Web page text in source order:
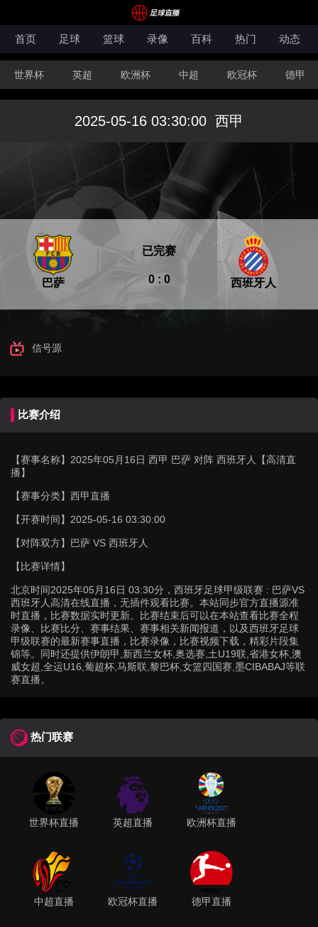
首页 足球 篮球 录像 百科 热门 动态
世界杯 英超 欧洲杯 中超 欧冠杯 德甲
CBA FIBA洲际杯
2025-05-16 03:30:00 西甲
巴萨 0 : 0
已完赛
西班牙人
信号源
比赛介绍
【赛事名称】 2025年05月16日 西甲 巴萨 对阵 西班牙人【高清直
播】
【赛事分类】 西甲直播
【开赛时间】 2025-05-16 03:30:00
【对阵双方】 巴萨 VS 西班牙人
【比赛详情】
北京时间2025年05月16日 03:30分，西班牙足球甲级联赛 : 巴萨VS
西班牙人高清在线直播，无插件观看比赛。本站同步官方直播源准
时直播，比赛数据实时更新。比赛结束后可以在本站查看比赛全程
录像、比赛比分、赛事结果、赛事相关新闻报道，以及西班牙足球
甲级联赛的最新赛事直播，比赛录像，比赛视频下载，精彩片段集
锦等。同时还提供伊朗甲,新西兰女杯,奥选赛,土U19联,省港女杯,澳
威女超,全运U16,葡超杯,马斯联,黎巴杯,女篮四国赛,墨CIBABAJ等联
赛直播。
热门联赛
世界杯直播 英超直播 欧洲杯直播
中超直播 欧冠杯直播 德甲直播